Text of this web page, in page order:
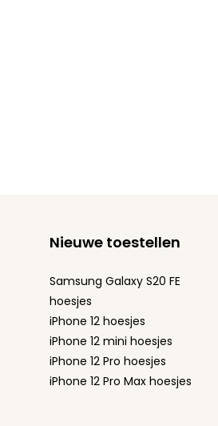
Nieuwe toestellen
Samsung Galaxy S20 FE
hoesjes
iPhone 12 hoesjes
iPhone 12 mini hoesjes
iPhone 12 Pro hoesjes
iPhone 12 Pro Max hoesjes